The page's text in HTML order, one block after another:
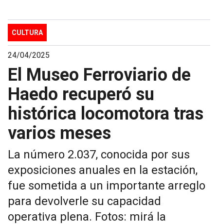
CULTURA
24/04/2025
El Museo Ferroviario de
Haedo recuperó su
histórica locomotora tras
varios meses
La número 2.037, conocida por sus
exposiciones anuales en la estación,
fue sometida a un importante arreglo
para devolverle su capacidad
operativa plena. Fotos: mirá la